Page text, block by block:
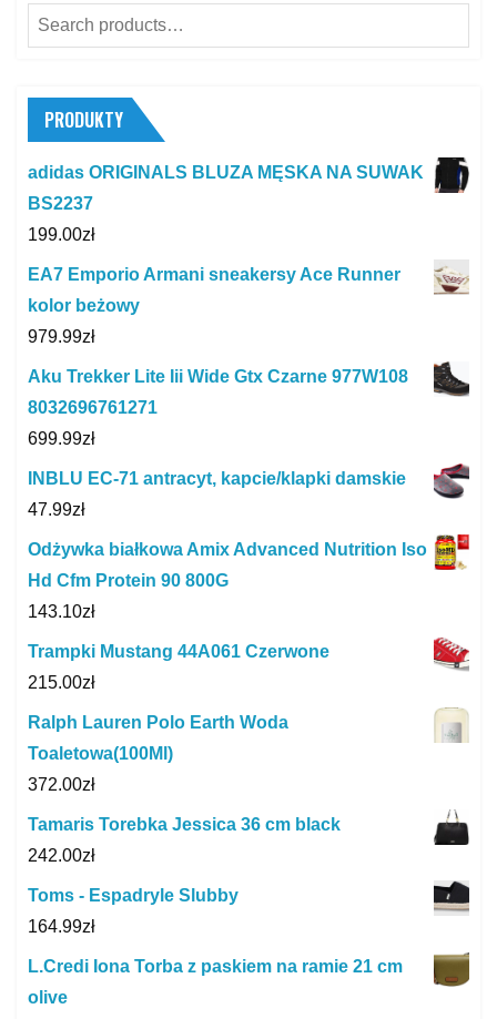
Search
for:
PRODUKTY
adidas ORIGINALS BLUZA MĘSKA NA SUWAK
BS2237
199.00zł
EA7 Emporio Armani sneakersy Ace Runner
kolor beżowy
979.99zł
Aku Trekker Lite Iii Wide Gtx Czarne 977W108
8032696761271
699.99zł
INBLU EC-71 antracyt, kapcie/klapki damskie
47.99zł
Odżywka białkowa Amix Advanced Nutrition Iso
Hd Cfm Protein 90 800G
143.10zł
Trampki Mustang 44A061 Czerwone
215.00zł
Ralph Lauren Polo Earth Woda
Toaletowa(100Ml)
372.00zł
Tamaris Torebka Jessica 36 cm black
242.00zł
Toms - Espadryle Slubby
164.99zł
L.Credi Iona Torba z paskiem na ramie 21 cm
olive